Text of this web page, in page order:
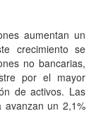
aumentan un
crecimiento se
no bancarias,
por el mayor
de activos. Las
avanzan un 2,1%